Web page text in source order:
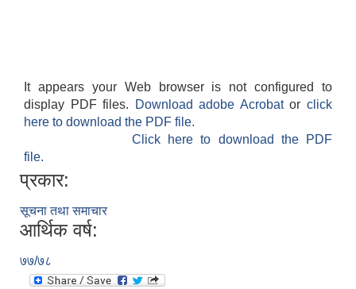
It appears your Web browser is not configured to
display PDF files.
Download adobe Acrobatorclick
here to download the PDF file.
Click here to download the PDF
file.
प्रकार:
सूचना तथा समाचार
आर्थिक वर्ष:
७७/७८